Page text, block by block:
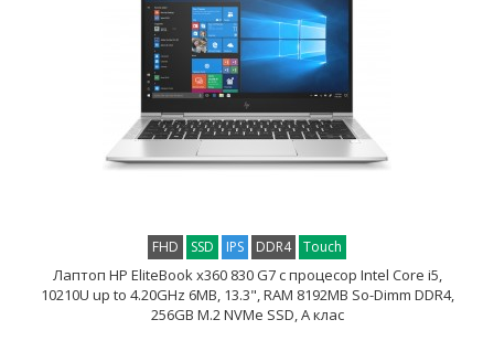
FHD SSD IPS DDR4 Touch
Лаптоп HP EliteBook x360 830 G7 с процесор Intel Core i5,
10210U up to 4.20GHz 6MB, 13.3", RAM 8192MB So-Dimm DDR4,
256GB M.2 NVMe SSD, A клас